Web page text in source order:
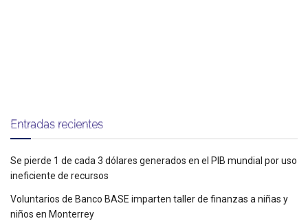
Entradas recientes
Se pierde 1 de cada 3 dólares generados en el PIB mundial por uso
ineficiente de recursos
Voluntarios de Banco BASE imparten taller de finanzas a niñas y
niños en Monterrey